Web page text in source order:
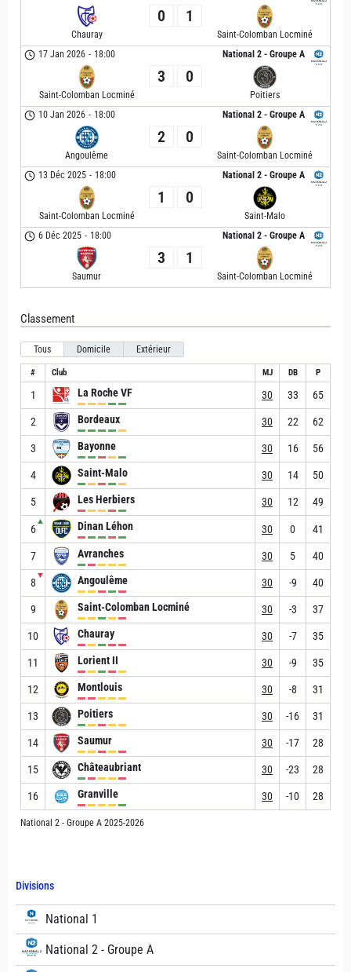
Divisions
National 1
National 2 - Groupe A
Chauray
0 1
Saint-Colomban Locminé
National 2 - Groupe A
17 Jan 2026 - 18:00
Saint-Colomban Locminé
3 0
Poitiers
National 2 - Groupe A
10 Jan 2026 - 18:00
Angoulême
2 0
Saint-Colomban Locminé
National 2 - Groupe A
13 Déc 2025 - 18:00
Saint-Colomban Locminé
1 0
Saint-Malo
National 2 - Groupe A
6 Déc 2025 - 18:00
Saumur
3 1
Saint-Colomban Locminé
Classement
Tous Domicile Extérieur
# Club MJ DB P
1 La Roche VF 30 33 65
2 Bordeaux 30 22 62
3 Bayonne 30 16 56
4 Saint-Malo 30 14 50
5 Les Herbiers 30 12 49
6
▲ Dinan Léhon 30 0 41
7 Avranches 30 5 40
8
▼ Angoulême 30 -9 40
9 Saint-Colomban Locminé 30 -3 37
10 Chauray 30 -7 35
11 Lorient II 30 -9 35
12 Montlouis 30 -8 31
13 Poitiers 30 -16 31
14 Saumur 30 -17 28
15 Châteaubriant 30 -23 28
16 Granville 30 -10 28
National 2 - Groupe A 2025-2026